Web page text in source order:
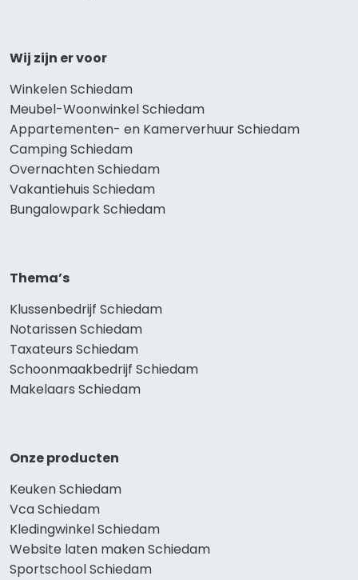
Wij zijn er voor
Winkelen Schiedam
Meubel-Woonwinkel Schiedam
Appartementen- en Kamerverhuur Schiedam
Camping Schiedam
Overnachten Schiedam
Vakantiehuis Schiedam
Bungalowpark Schiedam
Thema’s
Klussenbedrijf Schiedam
Notarissen Schiedam
Taxateurs Schiedam
Schoonmaakbedrijf Schiedam
Makelaars Schiedam
Onze producten
Keuken Schiedam
Vca Schiedam
Kledingwinkel Schiedam
Website laten maken Schiedam
Sportschool Schiedam